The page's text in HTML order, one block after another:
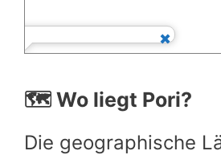
🗺️ Wo liegt Pori?
Die geographische